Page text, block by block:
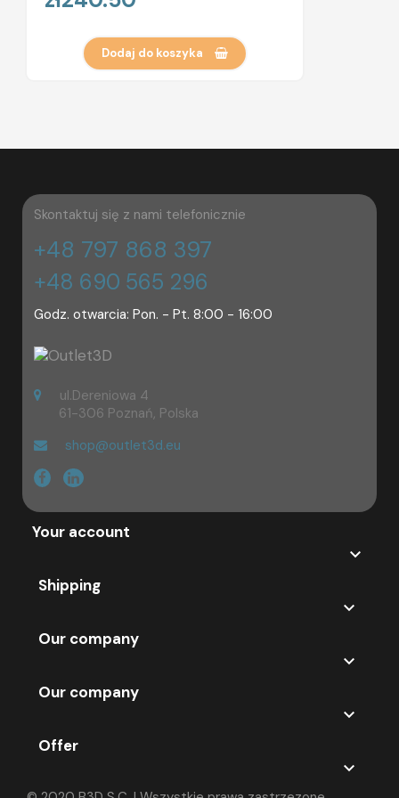
Dodaj do koszyka
Skontaktuj się z nami telefonicznie
+48 797 868 397
+48 690 565 296
Godz. otwarcia: Pon. - Pt. 8:00 - 16:00
ul.Dereniowa 4
61-306 Poznań, Polska
shop@outlet3d.eu
Your account

Shipping

Our company

Our company

Offer
